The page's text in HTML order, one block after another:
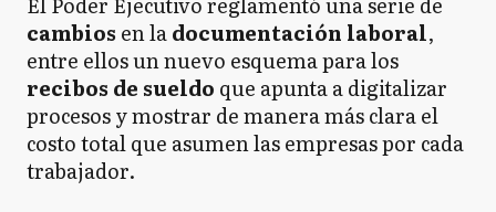
cambios en ladocumentación laboral,
entre ellos un nuevo esquema para los
recibos de sueldo que apunta a digitalizar
procesos y mostrar de manera más clara el
costo total que asumen las empresas por cada
trabajador.